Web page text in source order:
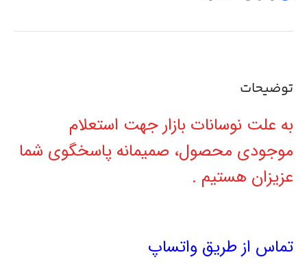
توضیحات
به علت نوسانات بازار جهت استعلام
موجودی محصول، صمیمانه پاسخگوی شما
عزیزان هستیم .
تماس از طریق واتساپ